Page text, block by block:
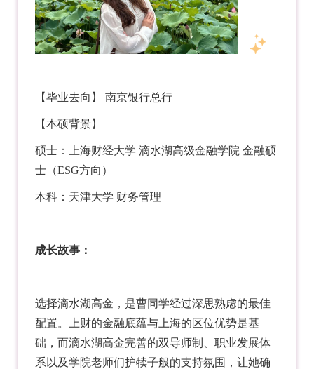
【毕业去向】南京银行总行
【本硕背景】
硕士：上海财经大学 滴水湖高级金融学院 金融硕
士（ESG方向）
本科：天津大学 财务管理
成长故事：
选择滴水湖高金，是曹同学经过深思熟虑的最佳
配置。上财的金融底蕴与上海的区位优势是基
础，而滴水湖高金完善的双导师制、职业发展体
系以及学院老师们护犊子般的支持氛围，让她确